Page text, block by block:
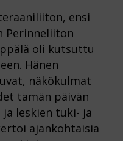
ensi
Perinneliiton
oli kutsuttu
Hänen
näkökulmat
tämän päivän
leskien tuki- ja
ajankohtaisia